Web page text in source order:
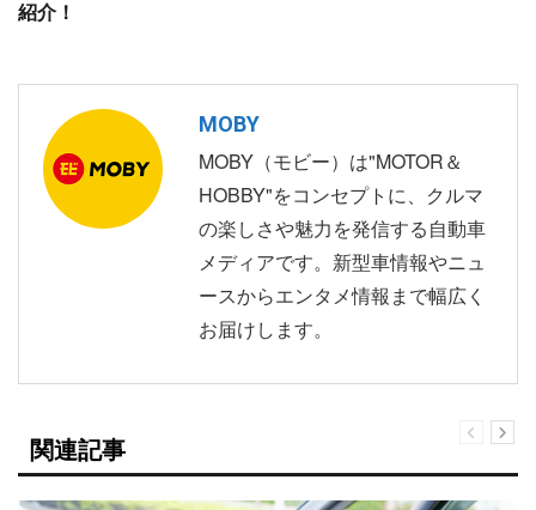
紹介！
MOBY
MOBY（モビー）は"MOTOR＆
HOBBY"をコンセプトに、クルマ
の楽しさや魅力を発信する自動車
メディアです。新型車情報やニュ
ースからエンタメ情報まで幅広く
お届けします。
関連記事